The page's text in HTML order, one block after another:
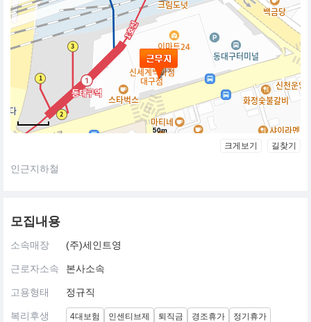
50m
크게보기 길찾기
인근지하철
모집내용
소속매장 (주)세인트영
근로자소속 본사소속
고용형태 정규직
복리후생 4대보험 인센티브제 퇴직금 경조휴가
정기휴가